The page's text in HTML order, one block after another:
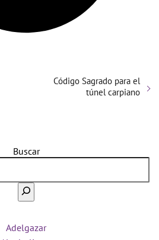
Código Sagrado para el
túnel carpiano
Buscar
Adelgazar